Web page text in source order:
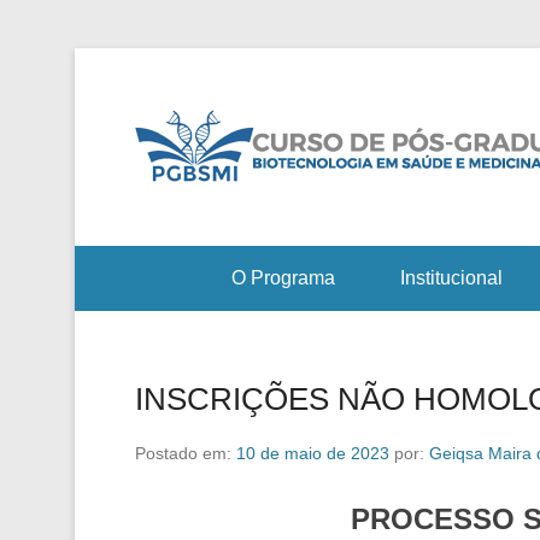
O Programa Institucional
INSCRIÇÕES NÃO
Postado em: 10 de maio de 2023 por: Geiqsa Maira
PROCESSO